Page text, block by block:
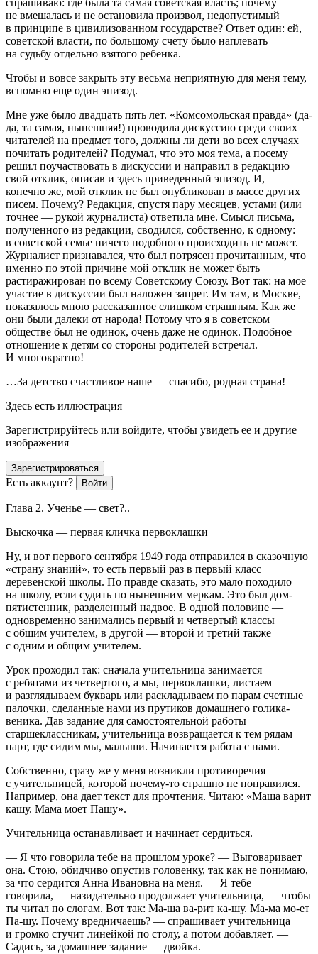
спрашиваю: где была та самая советская власть; почему
не вмешалась и не остановила произвол, недопустимый
в принципе в цивилизованном государстве? Ответ один: ей,
советской власти, по большому счету было наплевать
на судьбу отдельно взятого ребенка.
Чтобы и вовсе закрыть эту весьма неприятную для меня тему,
вспомню еще один эпизод.
Мне уже было двадцать пять лет. «Комсомольская правда» (да-
да, та самая, нынешняя!) проводила дискуссию среди своих
читателей на предмет того, должны ли дети во всех случаях
почитать родителей? Подумал, что это моя тема, а посему
решил поучаствовать в дискуссии и направил в редакцию
свой отклик, описав и здесь приведенный эпизод. И,
конечно же, мой отклик не был опубликован в массе других
писем. Почему? Редакция, спустя пару месяцев, устами (или
точнее — рукой журналиста) ответила мне. Смысл письма,
полученного из редакции, сводился, собственно, к одному:
в советской семье ничего подобного происходить не может.
Журналист признавался, что был потрясен прочитанным, что
именно по этой причине мой отклик не может быть
растиражирован по всему Советскому Союзу. Вот так: на мое
участие в дискуссии был наложен запрет. Им там, в Москве,
показалось мною рассказанное слишком страшным. Как же
они были далеки от народа! Потому что я в советском
обществе был не одинок, очень даже не одинок. Подобное
отношение к детям со стороны родителей встречал.
И многократно!
…За детство счастливое наше — спасибо, родная страна!
Здесь есть иллюстрация
Зарегистрируйтесь или войдите, чтобы увидеть ее и другие
изображения
Зарегистрироваться
Есть аккаунт? Войти
Глава 2. Ученье — свет?..
Выскочка — первая кличка первоклашки
Ну, и вот первого сентября 1949 года отправился в сказочную
«страну знаний», то есть первый раз в первый класс
деревенской школы. По правде сказать, это мало походило
на школу, если судить по нынешним меркам. Это был дом-
пятистенник, разделенный надвое. В одной половине —
одновременно занимались первый и четвертый классы
с общим учителем, в другой — второй и третий также
с одним и общим учителем.
Урок проходил так: сначала учительница занимается
с ребятами из четвертого, а мы, первоклашки, листаем
и разглядываем букварь или раскладываем по парам счетные
палочки, сделанные нами из прутиков домашнего голика-
веника. Дав задание для самостоятельной работы
старшеклассникам, учительница возвращается к тем рядам
парт, где сидим мы, малыши. Начинается работа с нами.
Собственно, сразу же у меня возникли противоречия
с учительницей, которой почему-то страшно не понравился.
Например, она дает текст для прочтения. Читаю: «Маша варит
кашу. Мама моет Пашу».
Учительница останавливает и начинает сердиться.
— Я что говорила тебе на прошлом уроке? — Выговаривает
она. Стою, обидчиво опустив головенку, так как не понимаю,
за что сердится Анна Ивановна на меня. — Я тебе
говорила, — назидательно продолжает учительница, — чтобы
ты читал по слогам. Вот так: Ма-ша ва-рит ка-шу. Ма-ма мо-ет
Па-шу. Почему вредничаешь? — спрашивает учительница
и громко стучит линейкой по столу, а потом добавляет. —
Садись, за домашнее задание — двойка.